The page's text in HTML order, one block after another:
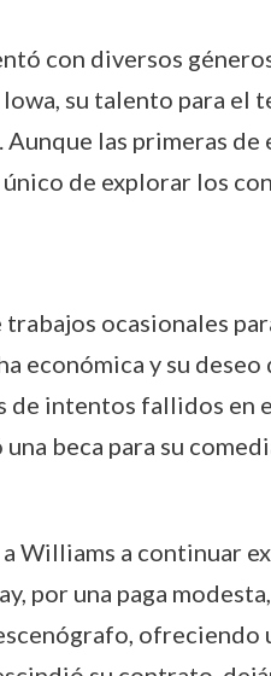
con diversos
su talento para
las primeras
de explorar los
ocasionales
económica y su
de intentos fallidos
beca para su
Williams a continuar
por una paga
ofreciendo